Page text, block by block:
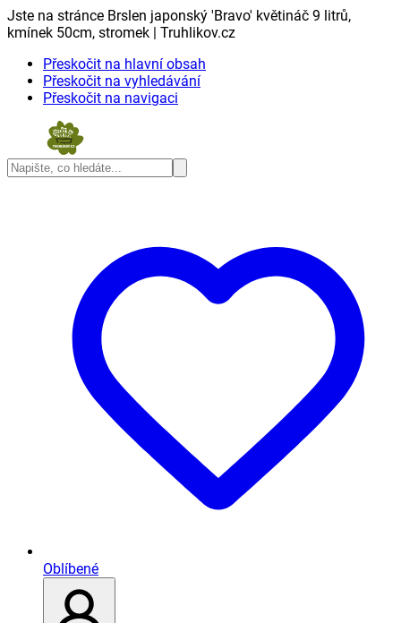
Jste na stránce Brslen japonský 'Bravo' květináč 9 litrů,
kmínek 50cm, stromek | Truhlikov.cz
Přeskočit na hlavní obsah
Přeskočit na vyhledávání
Přeskočit na navigaci
Oblíbené